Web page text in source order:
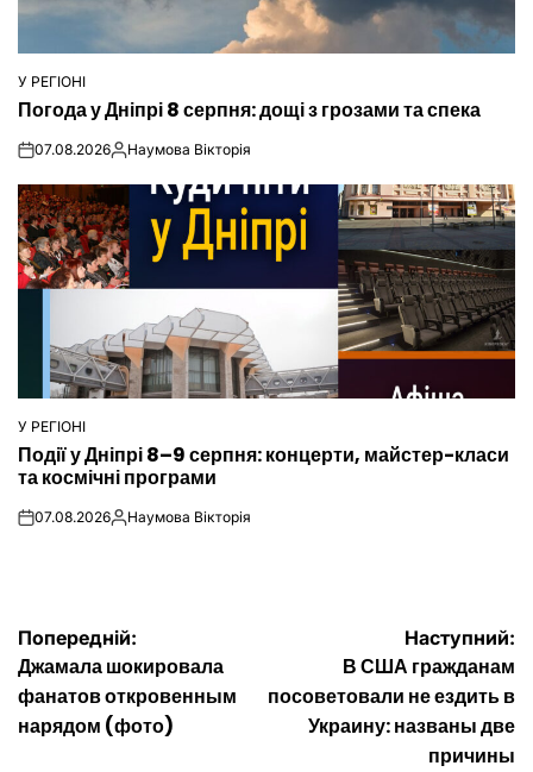
ОПУБЛІКУВАТИ
У РЕГІОНІ
Погода у Дніпрі 8 серпня: дощі з грозами та спека
on07.08.2026Опубліковано
Наумова Вікторія
ОПУБЛІКУВАТИ
У РЕГІОНІ
Події у Дніпрі 8–9 серпня: концерти, майстер-класи
та космічні програми
on07.08.2026Опубліковано
Наумова Вікторія
Навігація
записів
Попередній:
Джамала шокировала
фанатов откровенным
нарядом (фото)
Наступний:
В США гражданам
посоветовали не ездить в
Украину: названы две
причины